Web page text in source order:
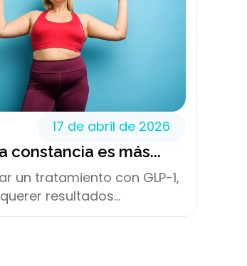
17 de abril de 2026
constancia es más...
un tratamiento con GLP-1,
resultados...